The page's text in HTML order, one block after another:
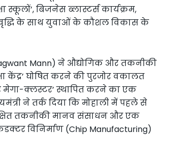
बिजनेस ब्लास्टर्स कार्यक्रम,
के साथ युवाओं के कौशल विकास के
Mann) ने औद्योगिक और तकनीकी
केंद्र’ घोषित करने की पुरजोर वकालत
मेगा-क्लस्टर’ स्थापित करने का एक
ने तर्क दिया कि मोहाली में पहले से
तकनीकी मानव संसाधन और एक
विनिर्माण (Chip Manufacturing)